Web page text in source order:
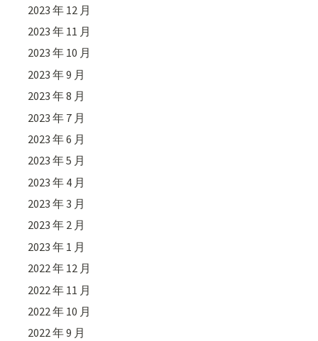
2023 年 12 月
2023 年 11 月
2023 年 10 月
2023 年 9 月
2023 年 8 月
2023 年 7 月
2023 年 6 月
2023 年 5 月
2023 年 4 月
2023 年 3 月
2023 年 2 月
2023 年 1 月
2022 年 12 月
2022 年 11 月
2022 年 10 月
2022 年 9 月